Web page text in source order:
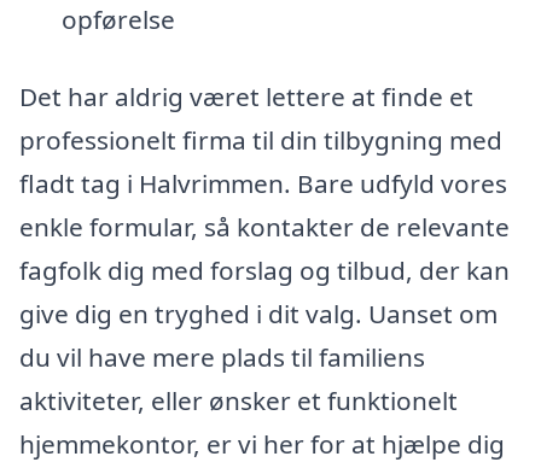
opførelse
Det har aldrig været lettere at finde et
professionelt firma til din tilbygning med
fladt tag i Halvrimmen. Bare udfyld vores
enkle formular, så kontakter de relevante
fagfolk dig med forslag og tilbud, der kan
give dig en tryghed i dit valg. Uanset om
du vil have mere plads til familiens
aktiviteter, eller ønsker et funktionelt
hjemmekontor, er vi her for at hjælpe dig